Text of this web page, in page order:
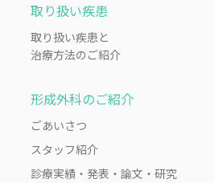
取り扱い疾患
取り扱い疾患と
治療方法のご紹介
形成外科のご紹介
ごあいさつ
スタッフ紹介
診療実績・発表・論文・研究